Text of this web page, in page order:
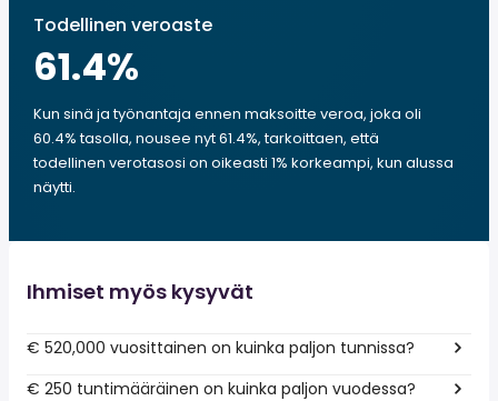
Todellinen veroaste
61.4%
Kun sinä ja työnantaja ennen maksoitte veroa, joka oli
60.4% tasolla, nousee nyt 61.4%, tarkoittaen, että
todellinen verotasosi on oikeasti 1% korkeampi, kun alussa
näytti.
Ihmiset myös kysyvät
€ 520,000 vuosittainen on kuinka paljon tunnissa?
€ 250 tuntimääräinen on kuinka paljon vuodessa?